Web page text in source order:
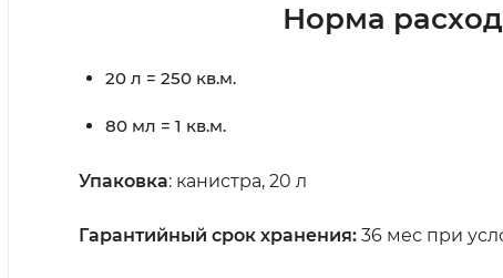
Норма
20 л = 250 кв.м.
80 мл = 1 кв.м.
Упаковка: канистра, 20 л
Гарантийный срок хранения: 36 мес при